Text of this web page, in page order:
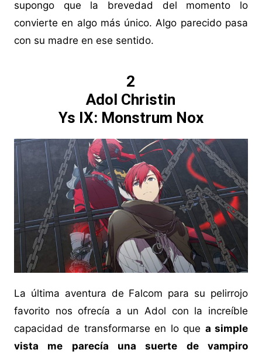
supongo que la brevedad del momento lo
convierte en algo más único. Algo parecido pasa
con su madre en ese sentido.
2
Adol Christin
Ys IX: Monstrum Nox
La última aventura de Falcom para su pelirrojo
favorito nos ofrecía a un Adol con la increíble
capacidad de transformarse en lo que a simple
vista me parecía una suerte de vampiro